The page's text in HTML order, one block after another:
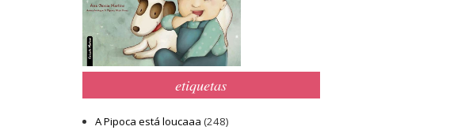
etiquetas
A Pipoca está loucaaa (248)